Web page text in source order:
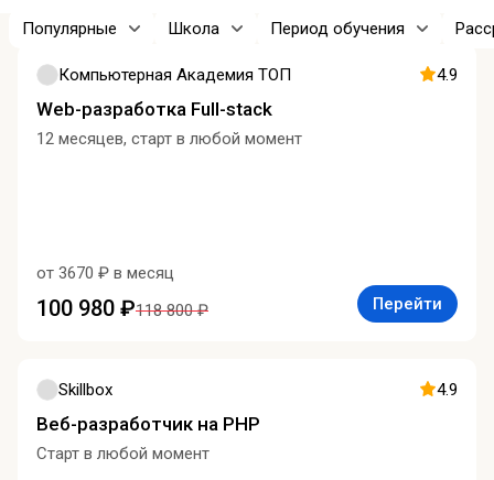
Популярные Школа Период обучения
Компьютерная Академия ТОП 4.9
Web-разработка Full-stack
12 месяцев, старт в любой момент
от 3670 ₽ в месяц
100 980 ₽118 800 ₽ Перейти
Skillbox 4.9
Веб-разработчик на PHP
Старт в любой момент